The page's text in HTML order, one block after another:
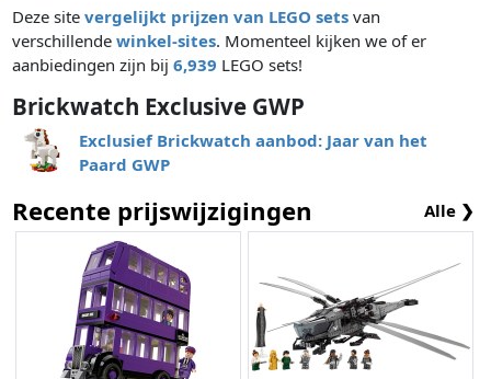
Deze sitevergelijkt prijzen van LEGO sets van
verschillendewinkel-sites. Momenteel kijken we of er
aanbiedingen zijn bij6,939 LEGO sets!
Brickwatch Exclusive GWP
Exclusief Brickwatch aanbod: Jaar van het
Paard GWP
Recente prijswijzigingen Alle ❯